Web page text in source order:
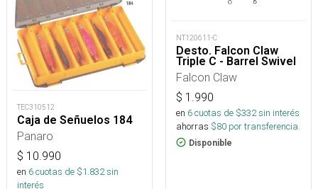
TEC310512
Caja de Señuelos 184
Panaro
$ 10.990
en 6cuotas de $1.832sin
interés
NT120611-C
Desto. Falcon Claw
Triple C - Barrel Swivel
Falcon Claw
$ 1.990
en 6cuotas de $332sin interés
ahorras $80 por transferencia.
Disponible